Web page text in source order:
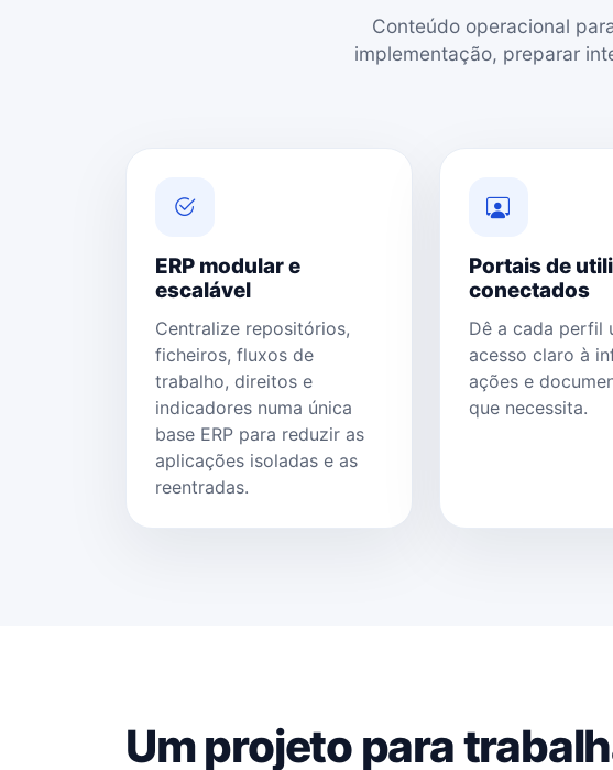
Conteúdo operacional
implementação, preparar
ERP modular e
escalável
Centralize repositórios,
ficheiros, fluxos de
trabalho, direitos e
indicadores numa única
base ERP para reduzir as
aplicações isoladas e as
reentradas.
Portais de
conectados
Dê a cada perfil
acesso claro à
ações e
que necessita.
Um projeto para